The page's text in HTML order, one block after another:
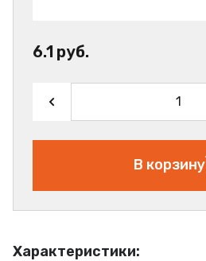
Характеристики:
6.1 руб.
В корзину